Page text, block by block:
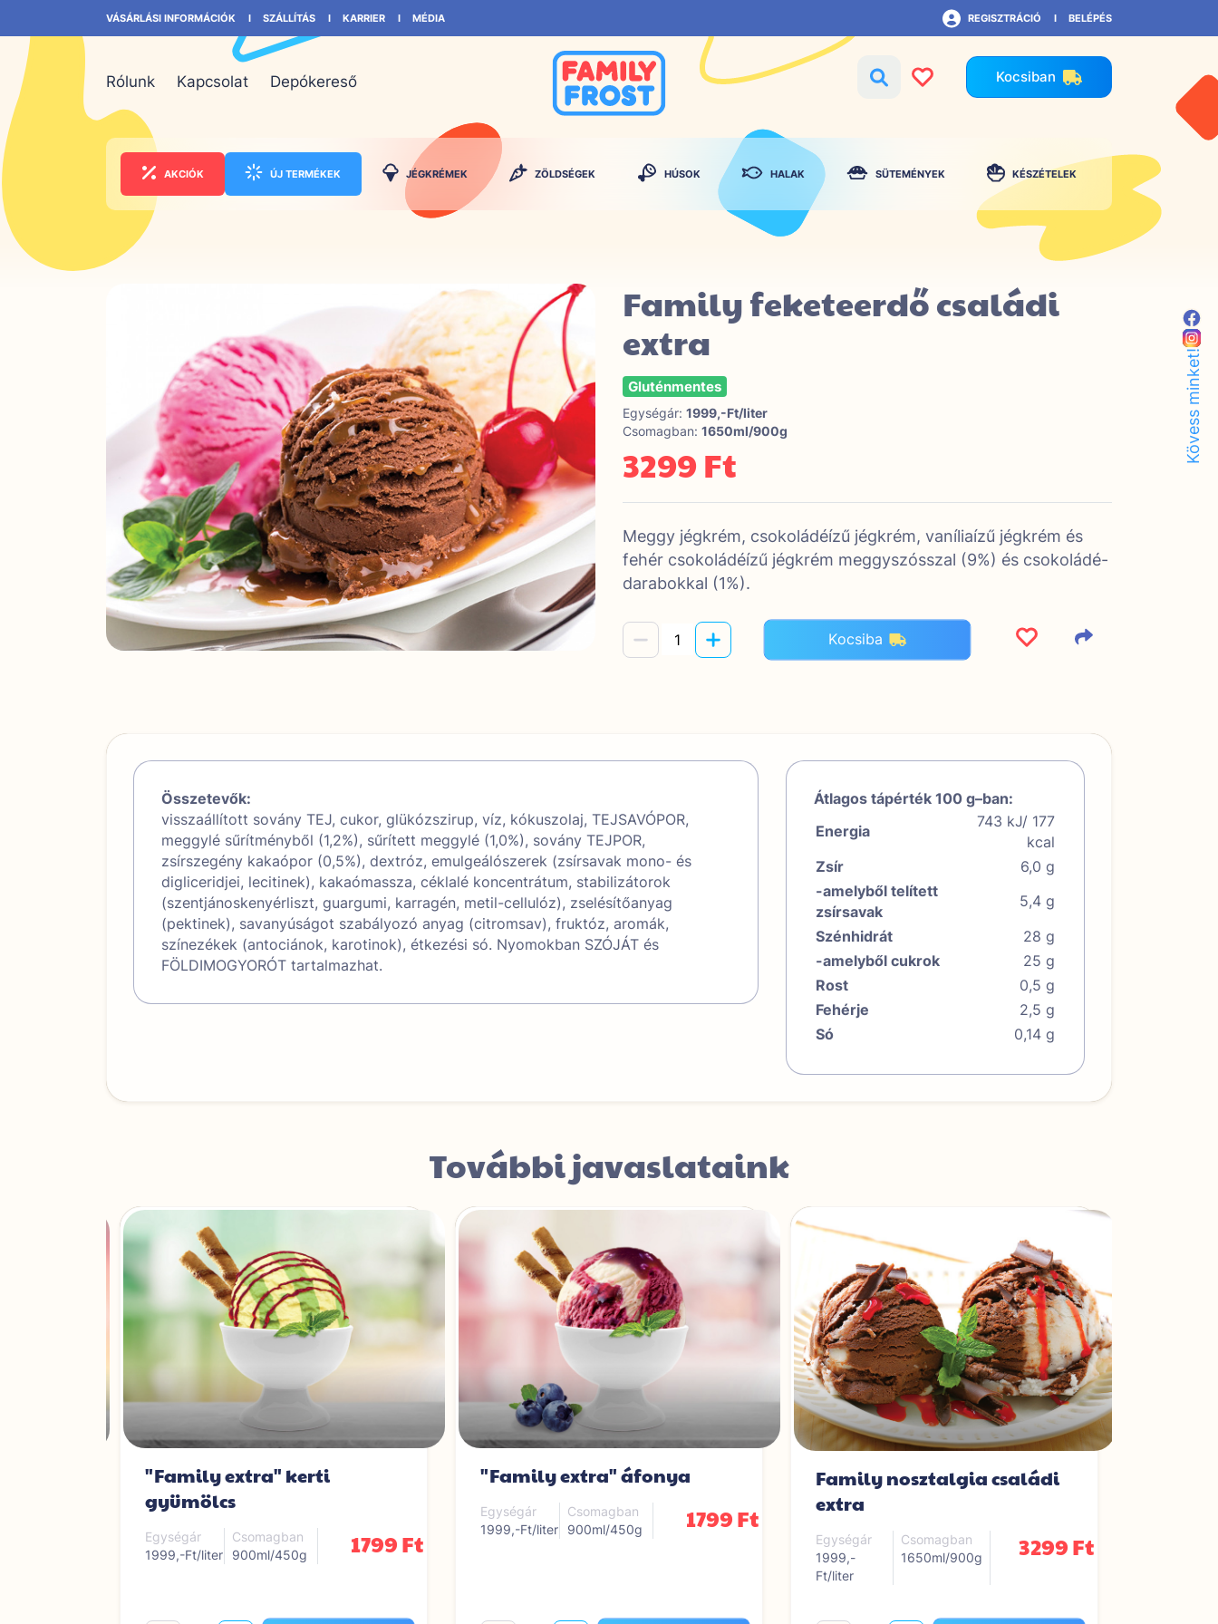
VÁSÁRLÁSI INFORMÁCIÓK SZÁLLÍTÁS KARRIER MÉDIA REGISZTRÁCIÓ BELÉPÉS
Rólunk Kapcsolat Depókereső Kocsiban
AKCIÓK ÚJ TERMÉKEK JÉGKRÉMEK ZÖLDSÉGEK HÚSOK HALAK SÜTEMÉNYEK KÉSZÉTELEK
Family feketeerdő családi
extra
Gluténmentes
Egységár: 1999,-Ft/liter
Csomagban: 1650ml/900g
3299 Ft
Meggy jégkrém, csokoládéízű jégkrém, vaníliaízű jégkrém és
fehér csokoládéízű jégkrém meggyszósszal (9%) és csokoládé-
darabokkal (1%).
Kocsiba
Összetevők:
visszaállított sovány TEJ, cukor, glükózszirup, víz, kókuszolaj, TEJSAVÓPOR,
meggylé sűrítményből (1,2%), sűrített meggylé (1,0%), sovány TEJPOR,
zsírszegény kakaópor (0,5%), dextróz, emulgeálószerek (zsírsavak mono- és
digliceridjei, lecitinek), kakaómassza, céklalé koncentrátum, stabilizátorok
(szentjánoskenyérliszt, guargumi, karragén, metil-cellulóz), zselésítőanyag
(pektinek), savanyúságot szabályozó anyag (citromsav), fruktóz, aromák,
színezékek (antociánok, karotinok), étkezési só. Nyomokban SZÓJÁT és
FÖLDIMOGYORÓT tartalmazhat.
Átlagos tápérték 100 g–ban:
Energia
743 kJ/ 177
kcal
Zsír
6,0 g
-amelyből telített
zsírsavak
5,4 g
Szénhidrát
28 g
-amelyből cukrok
25 g
Rost
0,5 g
Fehérje
2,5 g
Só
0,14 g
További javaslataink
"Family extra" kerti
gyümölcs
Egységár
1999,-Ft/liter
Csomagban
900ml/450g
1799 Ft
"Family extra" áfonya
Egységár
1999,-Ft/liter
Csomagban
900ml/450g
1799 Ft
Family nosztalgia családi
extra
Egységár
1999,-
Ft/liter
Csomagban
1650ml/900g
3299 Ft
Kövess minket!